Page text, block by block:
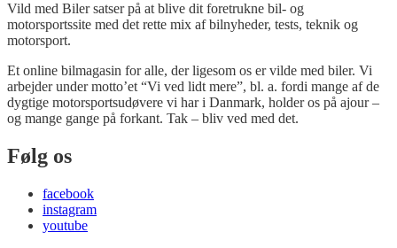
Vild med Biler satser på at blive dit foretrukne bil- og
motorsportssite med det rette mix af bilnyheder, tests, teknik og
motorsport.
Et online bilmagasin for alle, der ligesom os er vilde med biler. Vi
arbejder under motto’et “Vi ved lidt mere”, bl. a. fordi mange af de
dygtige motorsportsudøvere vi har i Danmark, holder os på ajour –
og mange gange på forkant. Tak – bliv ved med det.
Følg os
facebook
instagram
youtube